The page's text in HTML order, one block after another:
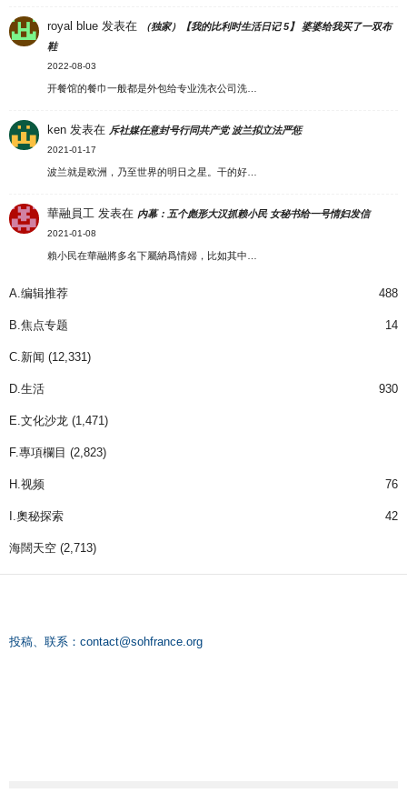
royal blue 发表在
（独家）【我的比利时生活日记 5】 婆婆给我买了一双布
鞋
2022-08-03
开餐馆的餐巾一般都是外包给专业洗衣公司洗…
ken 发表在 斥社媒任意封号行同共产党 波兰拟立法严惩
2021-01-17
波兰就是欧洲，乃至世界的明日之星。干的好…
華融員工 发表在 内幕：五个彪形大汉抓赖小民 女秘书给一号情妇发信
2021-01-08
賴小民在華融將多名下屬納爲情婦，比如其中…
A.编辑推荐 488
B.焦点专题 14
C.新闻 (12,331)
D.生活 930
E.文化沙龙 (1,471)
F.專項欄目 (2,823)
H.视频 76
I.奧秘探索 42
海闊天空 (2,713)
投稿、联系： contact@sohfrance.org